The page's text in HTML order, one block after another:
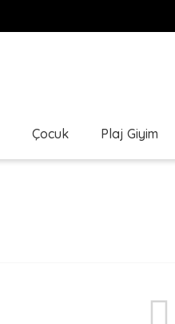
Çocuk Plaj Giyim